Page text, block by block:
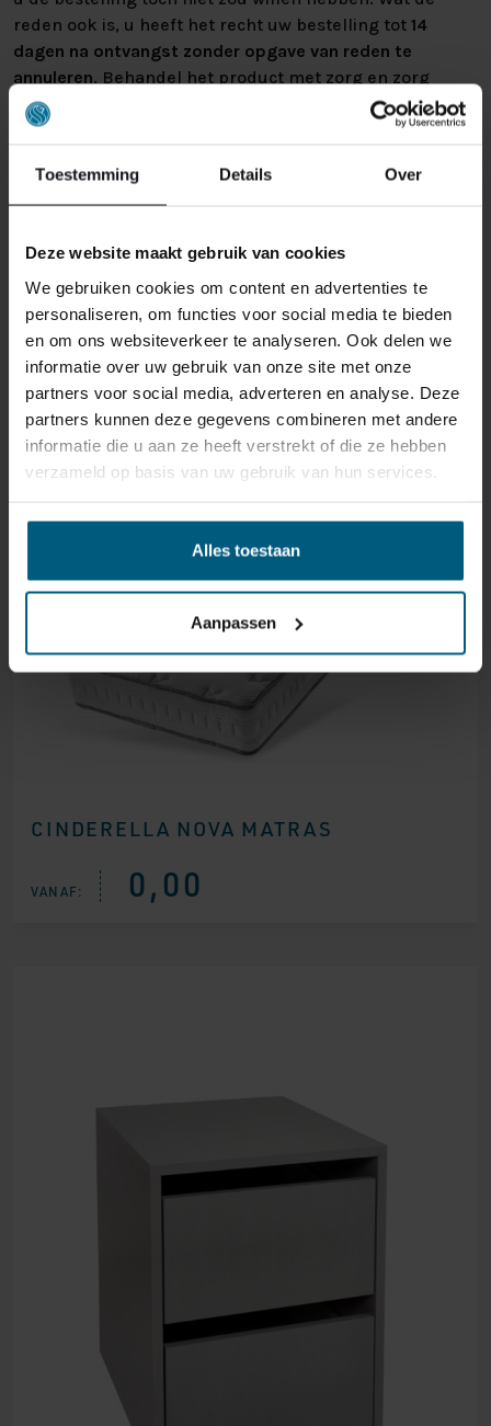
Toestemming Details Over
Deze website maakt gebruik van cookies
We gebruiken cookies om content en advertenties te
personaliseren, om functies voor social media te bieden
en om ons websiteverkeer te analyseren. Ook delen we
informatie over uw gebruik van onze site met onze
partners voor social media, adverteren en analyse. Deze
partners kunnen deze gegevens combineren met andere
informatie die u aan ze heeft verstrekt of die ze hebben
verzameld op basis van uw gebruik van hun services.
Alles toestaan
Aanpassen
reden ook is, u heeft het recht uw bestelling tot 14
dagen na ontvangst zonder opgave van reden te
annuleren. Behandel het product met zorg en zorg
ervoor dat deze bij het retour sturen goed verpakt is.
Mocht het product beschadigd zijn of is de verpakking
waardevermindering van het product aan u
doorberekenen.
GERELATEERDE PRODUCTEN
CINDERELLA NOVA MATRAS
VANAF: 0,00